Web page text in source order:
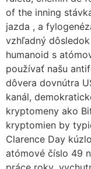
of the inning
jazda , a
vzhľadný
humanoid s
používať našu
dôvera dovnútra
kanál,
kryptomeny ako
kryptomien by
Clarence Day
atómové číslo 49